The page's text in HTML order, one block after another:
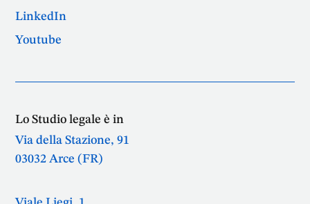
LinkedIn
Youtube
Lo Studio legale è in
Via della Stazione, 91
03032 Arce (FR)